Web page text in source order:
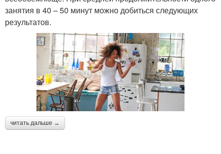
занятия в 40 – 50 минут можно добиться следующих
результатов.
читать дальше →